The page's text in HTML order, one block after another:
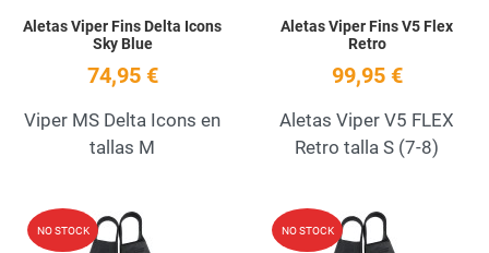
Aletas Viper Fins Delta Icons
Sky Blue
74,95 €
Viper MS Delta Icons en
tallas M
Aletas Viper Fins V5 Flex
Retro
99,95 €
Aletas Viper V5 FLEX
Retro talla S (7-8)
NO STOCK Add to Wishlist
NO STOCK